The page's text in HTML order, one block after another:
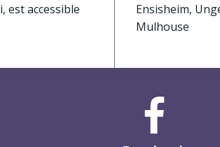
est accessible
Ensisheim,
Mulhouse